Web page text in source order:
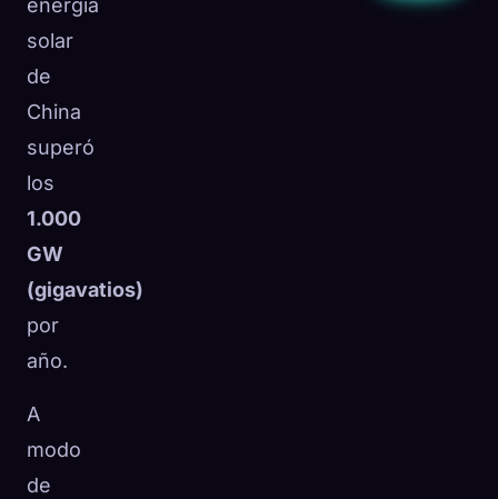
energía
solar
de
China
superó
los
1.000
GW
(gigavatios)
por
año.
A
modo
de